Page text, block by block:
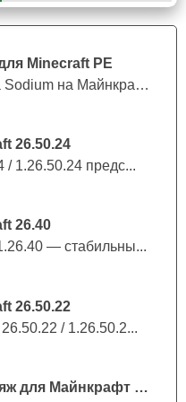
Minecraft PE
Скачайте Мод на Sodium на Майнкрафт П...
26.50.24
/ 1.26.50.24 предс...
26.40
— стабильны...
26.50.22
/ 1.26.50.2...
Мод на Камуфляж для Майнкрафт ПЕ
лес встречается
расположенных в
размера
1.16.1 представляет
песком душ и
движение мобов, а
можно встретить
ископаемые останки.
Адские